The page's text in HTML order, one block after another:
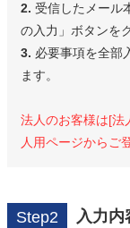
2. 受信したメール
の入力」ボタンを
3. 必要事項を全部
ます。
法人のお客様は[法
人用ページからご
Step2 入力内